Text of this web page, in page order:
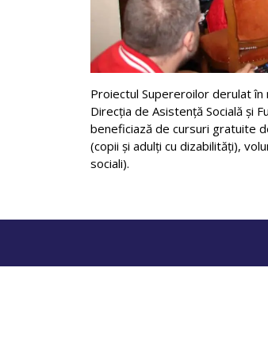
Proiectul Supereroilor derulat în
Direcția de Asistență Socială și
beneficiază de cursuri gratuite
(copii și adulți cu dizabilități),
sociali).